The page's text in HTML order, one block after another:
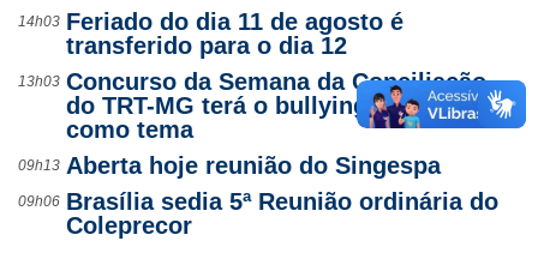
14h03 Feriado do dia 11 de agosto é
transferido para o dia 12
13h03 Concurso da Semana da Conciliação
do TRT-MG terá o bullying nas escolas
como tema
09h13 Aberta hoje reunião do Singespa
09h06 Brasília sedia 5ª Reunião ordinária do
Coleprecor